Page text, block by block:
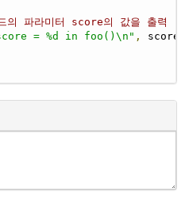
파라미터 score의 값을 출력
= %d in foo()\n" , score